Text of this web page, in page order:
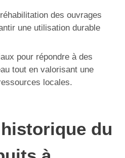
des ouvrages
une utilisation durable
pour répondre à des
tout en valorisant une
locales.
du